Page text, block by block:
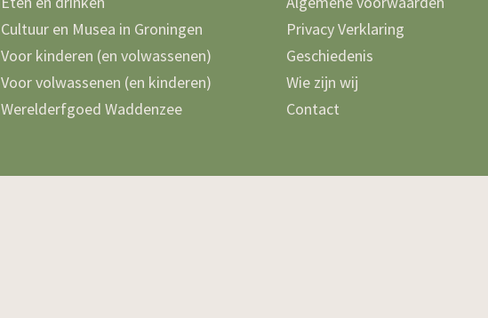
Cultuur en Musea in Groningen
Voor kinderen (en volwassenen)
Voor volwassenen (en kinderen)
Werelderfgoed Waddenzee
Privacy Verklaring
Geschiedenis
Wie zijn wij
Contact